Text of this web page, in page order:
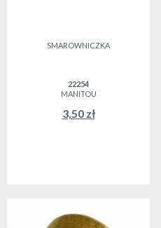
SMAROWNICZKA
22254
MANITOU
3,50 zł